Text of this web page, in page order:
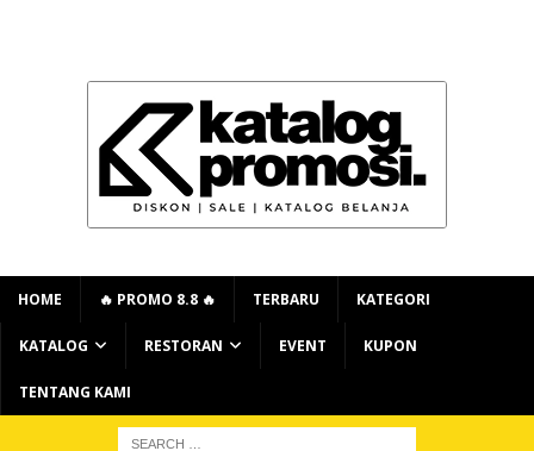
HOME 🔥 PROMO 8.8 🔥 TERBARU KATEGORI
KATALOG RESTORAN EVENT KUPON
TENTANG KAMI